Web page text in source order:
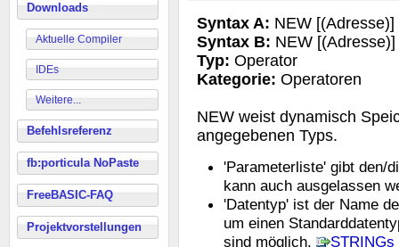
Downloads
Aktuelle Compiler
IDEs
Weitere...
Befehlsreferenz
fb:porticula NoPaste
FreeBASIC-FAQ
Projektvorstellungen
Syntax A: NEW
Syntax B: NEW
Typ: Operator
Kategorie: Operatoren
NEW weist dynamisch
angegebenen Typs.
'Parameterliste' gibt den/
kann auch ausgelassen
'Datentyp' ist der Name
um einen
sind möglich.
STRINGs